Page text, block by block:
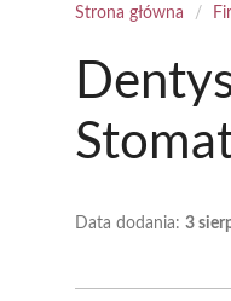
Strona główna /
Data dodania: 3